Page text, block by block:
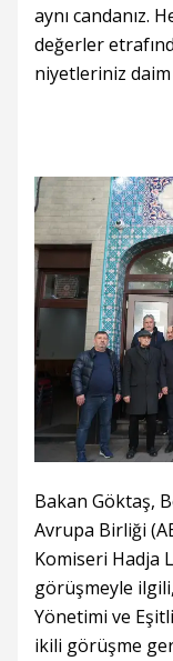
aynı candanız.
değerler
niyetleriniz
Bakan Göktaş,
Avrupa Birliği
Komiseri Hadja
görüşmeyle
Yönetimi ve
ikili görüşme